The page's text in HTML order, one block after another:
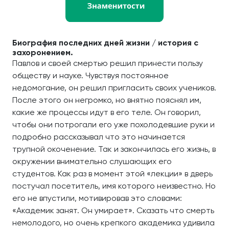
Биография последних дней жизни / история с
захоронением.
Павлов и своей смертью решил принести пользу
обществу и науке. Чувствуя постоянное
недомогание, он решил пригласить своих учеников.
После этого он негромко, но внятно пояснял им,
какие же процессы идут в его теле. Он говорил,
чтобы они потрогали его уже похолодевшие руки и
подробно рассказывал что это начинается
трупной окоченение. Так и закончилась его жизнь, в
окружении внимательно слушающих его
студентов. Как раз в момент этой «лекции» в дверь
постучал посетитель, имя которого неизвестно. Но
его не впустили, мотивировав это словами:
«Академик занят. Он умирает». Сказать что смерть
немолодого, но очень крепкого академика удивила